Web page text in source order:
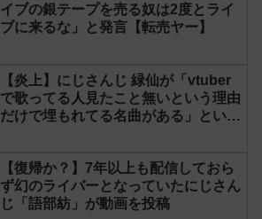
イブの銀テープを売る奴は2度とライ
ブに来るな」と発言【転売ヤー】
【炎上】にじさんじ 緑仙が「vtuber
で歌ってる人見たこと無いという理由
だけで埋もれてる名曲がある」という
【復帰か？】7年以上も配信しておら
ず幻のライバーとなっていたにじさん
じ「語部紡」が動画を投稿